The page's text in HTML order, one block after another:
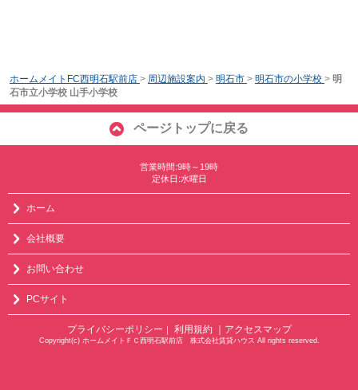
ホームメイトFC西明石駅前店 > 周辺施設案内 > 明石市 > 明石市の小学校 > 明
石市立小学校 山手小学校
ページトップに戻る
営業時間:9時～19時
定休日:水曜日
ホーム
会社概要
お問い合わせ
PCサイト
プライバシーポリシー ｜ 利用規約 ｜アクセスマップ
Copyright(c) ホームメイトＦＣ西明石駅前店 株式会社賃貸ハウス All rights reserved.